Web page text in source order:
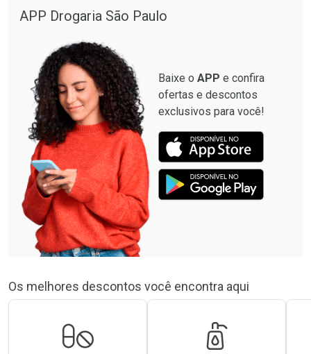
Comprar sem Desconto
Por R$ 664,02/cada
APP Drogaria São Paulo
Baixe o APP e confira
ofertas e descontos
exclusivos para você!
Os melhores descontos você encontra aqui